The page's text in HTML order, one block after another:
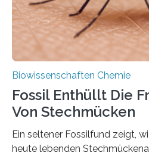
nächsten…
Biowissenschaften Chemie
Fossil Enthüllt Die
Von Stechmücken
Ein seltener Fossilfund zeigt,
heute lebenden